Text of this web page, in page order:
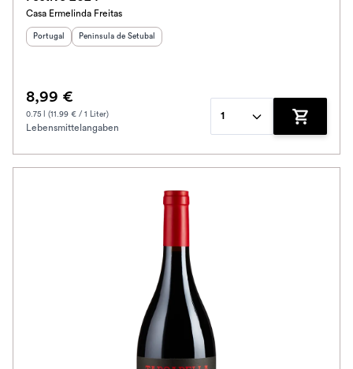
Casa Ermelinda Freitas
Herkunftsland:
Portugal Herkunftsregion:
Peninsula de Setubal
8,99 €
0.75 l (11.99 € / 1 Liter)
Lebensmittelangaben
1
Zum